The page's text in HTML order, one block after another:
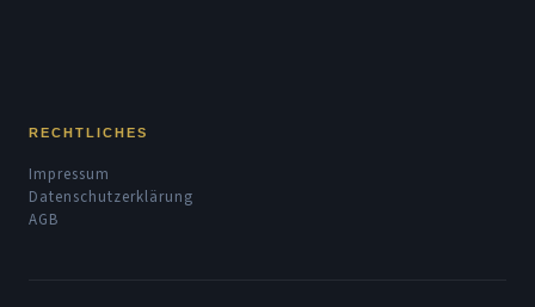
RECHTLICHES
Impressum
Datenschutzerklärung
AGB